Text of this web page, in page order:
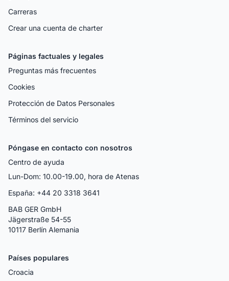
Carreras
Crear una cuenta de charter
Páginas factuales y legales
Preguntas más frecuentes
Cookies
Protección de Datos Personales
Términos del servicio
Póngase en contacto con nosotros
Centro de ayuda
Lun-Dom: 10.00-19.00, hora de Atenas
España: +44 20 3318 3641
BAB GER GmbH
Jägerstraße 54-55
10117 Berlín Alemania
Países populares
Croacia